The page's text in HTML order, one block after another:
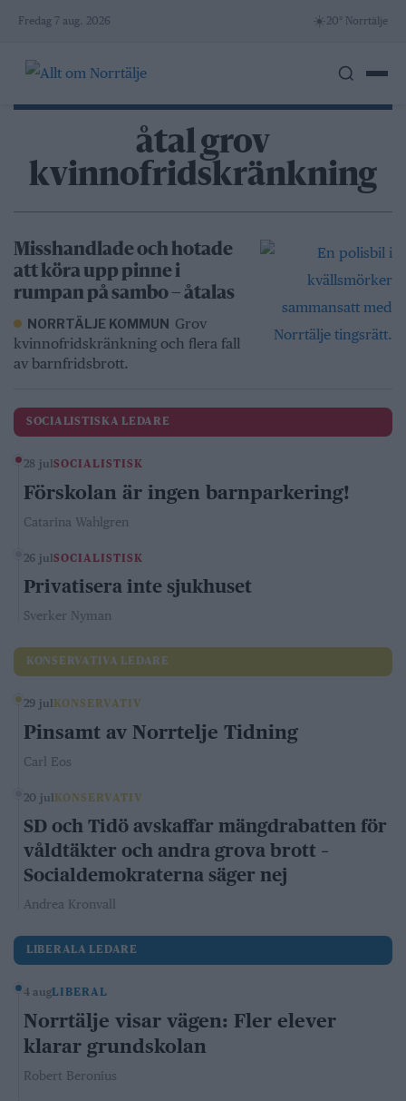
Skip
content
Fredag 7 aug. 2026 ☀️20° Norrtälje
åtal grov
kvinnofridskränkning
Misshandlade och hotade
att köra upp pinne i
rumpan på sambo – åtalas
NORRTÄLJE KOMMUN Grov
kvinnofridskränkning och flera fall
av barnfridsbrott.
SOCIALISTISKA LEDARE
28 julSOCIALISTISK
Förskolan är ingen barnparkering!
Catarina Wahlgren
26 julSOCIALISTISK
Privatisera inte sjukhuset
Sverker Nyman
KONSERVATIVA LEDARE
29 jul KONSERVATIV
Pinsamt av Norrtelje Tidning
Carl Eos
20 jul KONSERVATIV
SD och Tidö avskaffar mängdrabatten för
våldtäkter och andra grova brott –
Socialdemokraterna säger nej
Andrea Kronvall
LIBERALA LEDARE
4 augLIBERAL
Norrtälje visar vägen: Fler elever
klarar grundskolan
Robert Beronius